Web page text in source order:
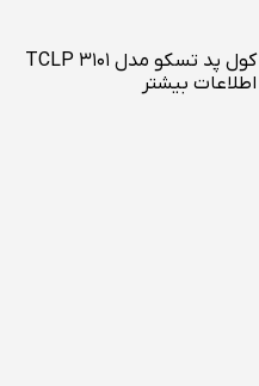
کول پد تسکو مدل TCLP 3101
اطلاعات بیشتر